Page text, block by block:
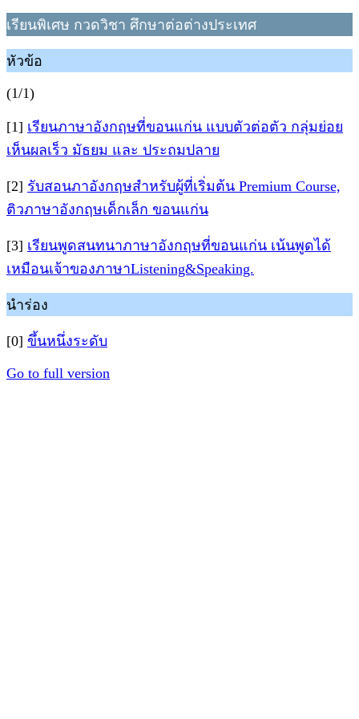
เรียนพิเศษ กวดวิชา ศึกษาต่อต่างประเทศ
หัวข้อ
(1/1)
[1] เรียนภาษาอังกฤษที่ขอนแก่น แบบตัวต่อตัว กลุ่มย่อย
เห็นผลเร็ว มัธยม และ ประถมปลาย
[2] รับสอนภาอังกฤษสำหรับผู้ที่เริ่มต้น Premium Course,
ติวภาษาอังกฤษเด็กเล็ก ขอนแก่น
[3] เรียนพูดสนทนาภาษาอังกฤษที่ขอนแก่น เน้นพูดได้
เหมือนเจ้าของภาษาListening&Speaking.
นำร่อง
[0] ขึ้นหนึ่งระดับ
Go to full version